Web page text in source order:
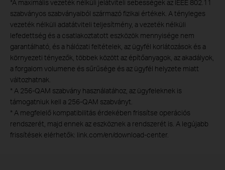
*A maximális vezeték nélküli jelátviteli sebességek az IEEE 802.11
szabványos szabványaiból származó fizikai értékek. A tényleges
vezeték nélküli adatátviteli teljesítmény, a vezeték nélküli
lefedettség és a csatlakoztatott eszközök mennyisége nem
garantálható, és a hálózati feltételek, az ügyfél korlátozások és a
környezeti tényezők, többek között az építőanyagok, az akadályok,
a forgalom volumene és sűrűsége és az ügyfél helyzete miatt
változhatnak.
* A 256-QAM szabvány használatához, az ügyfeleknek is
támogatniuk kell a 256-QAM szabványt.
* A megfelelő kompatibilitás érdekében frissítse operációs
rendszerét, majd ennek az eszköznek a rendszerét is. A legújabb
frissítések elérhetők: link.com/en/download-center.